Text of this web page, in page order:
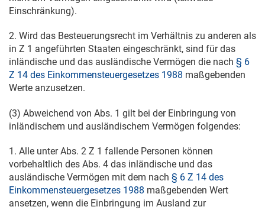
Einschränkung).
2. Wird das Besteuerungsrecht im Verhältnis zu anderen als
in Z 1 angeführten Staaten eingeschränkt, sind für das
inländische und das ausländische Vermögen die nach § 6
Z 14 des Einkommensteuergesetzes 1988 maßgebenden
Werte anzusetzen.
(3) Abweichend von Abs. 1 gilt bei der Einbringung von
inländischem und ausländischem Vermögen folgendes:
1. Alle unter Abs. 2 Z 1 fallende Personen können
vorbehaltlich des Abs. 4 das inländische und das
ausländische Vermögen mit dem nach § 6 Z 14 des
Einkommensteuergesetzes 1988 maßgebenden Wert
ansetzen, wenn die Einbringung im Ausland zur